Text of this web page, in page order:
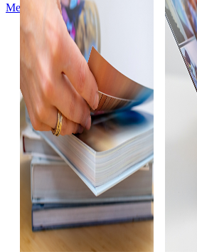
Меню